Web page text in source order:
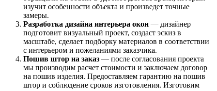
изучит особенности объекта и произведет точные
замеры.
Разработка дизайна интерьера окон — дизайнер
подготовит визуальный проект, создаст эскиз в
масштабе, сделает подборку материалов в соответствии
с интерьером и пожеланиями заказчика.
Пошив штор на заказ — после согласования проекта
мы производим расчет стоимости и заключаем договор
на пошив изделия. Предоставляем гарантию на пошив
штор и соблюдение сроков изготовления. Изготовим